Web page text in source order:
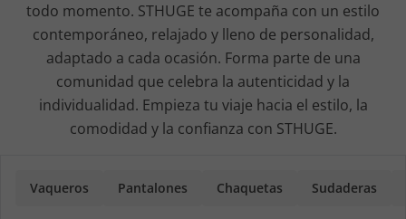
todo momento. STHUGE te acompaña con un estilo
contemporáneo, relajado y lleno de personalidad,
adaptado a cada ocasión. Forma parte de una
comunidad que celebra la autenticidad y la
individualidad. Empieza tu viaje hacia el estilo, la
comodidad y la confianza con STHUGE.
Vaqueros Pantalones Chaquetas Sudaderas